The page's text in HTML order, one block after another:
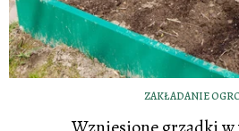
ZAKŁADANIE